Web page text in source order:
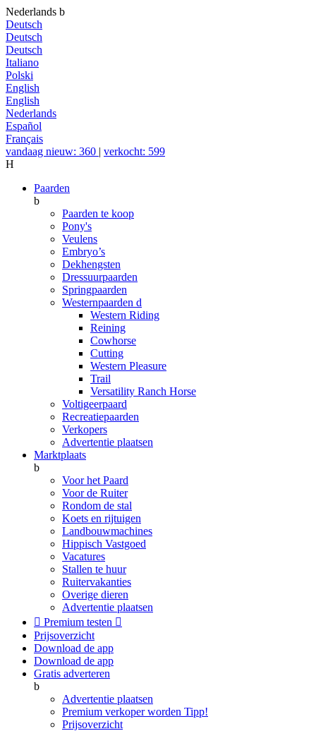
Nederlands b
Deutsch
Deutsch
Deutsch
Italiano
Polski
English
English
Nederlands
Español
Français
vandaag nieuw: 360 | verkocht: 599
H
Paarden
b
Paarden te koop
Pony's
Veulens
Embryo’s
Dekhengsten
Dressuurpaarden
Springpaarden
Westernpaarden d
Western Riding
Reining
Cowhorse
Cutting
Western Pleasure
Trail
Versatility Ranch Horse
Voltigeerpaard
Recreatiepaarden
Verkopers
Advertentie plaatsen
Marktplaats
b
Voor het Paard
Voor de Ruiter
Rondom de stal
Koets en rijtuigen
Landbouwmachines
Hippisch Vastgoed
Vacatures
Stallen te huur
Ruitervakanties
Overige dieren
Advertentie plaatsen
 Premium testen 
Prijsoverzicht
Download de app
Download de app
Gratis adverteren
b
Advertentie plaatsen
Premium verkoper worden Tipp!
Prijsoverzicht